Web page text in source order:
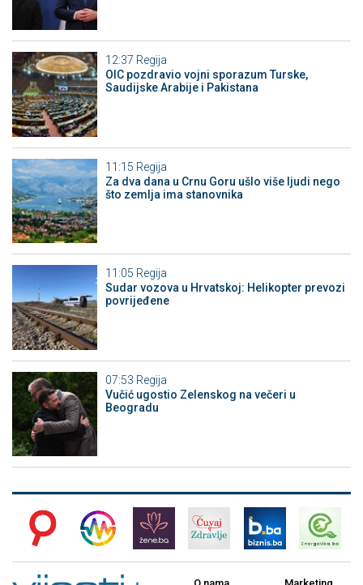
12:37 Regija
OIC pozdravio vojni sporazum Turske,
Saudijske Arabije i Pakistana
11:15 Regija
Za dva dana u Crnu Goru ušlo više ljudi nego
što zemlja ima stanovnika
11:05 Regija
Sudar vozova u Hrvatskoj: Helikopter prevozi
povrijeđene
07:53 Regija
Vučić ugostio Zelenskog na večeri u
Beogradu